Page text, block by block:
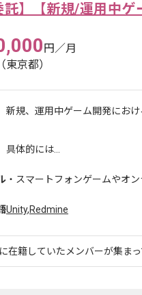
託】【新規/運用中ゲ
円／月
東京都）
新規、運用中ゲーム開発にお
具体的には...
・スマートフォンゲームやオ
Unity,Redmine
在籍していたメンバーが集ま